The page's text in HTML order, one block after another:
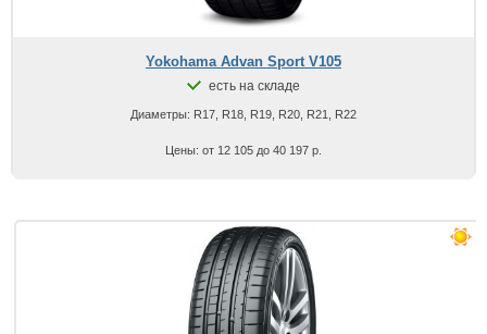
Yokohama Advan Sport V105
есть на складе
Диаметры: R17, R18, R19, R20, R21, R22
Цены: от 12 105 до 40 197 р.